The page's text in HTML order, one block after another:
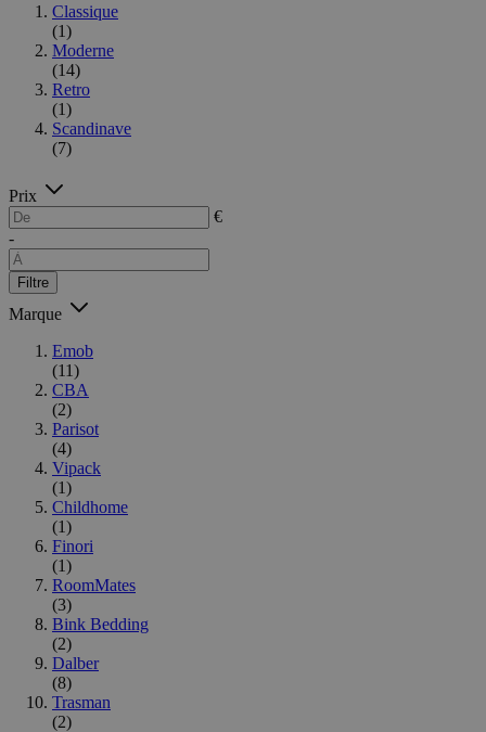
Classique
(1)
Moderne
(14)
Retro
(1)
Scandinave
(7)
Prix
€
-
Filtre
Marque
Emob
(11)
CBA
(2)
Parisot
(4)
Vipack
(1)
Childhome
(1)
Finori
(1)
RoomMates
(3)
Bink Bedding
(2)
Dalber
(8)
Trasman
(2)